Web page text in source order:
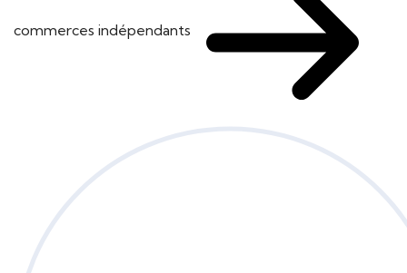
commerces indépendants